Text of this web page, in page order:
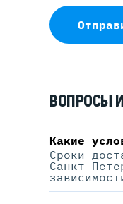
ВОПРОСЫ
Какие
Сроки
Санкт-